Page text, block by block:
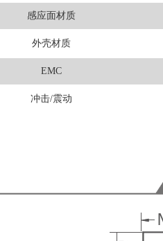
感应面材质
外壳材质
EMC
冲击/震动